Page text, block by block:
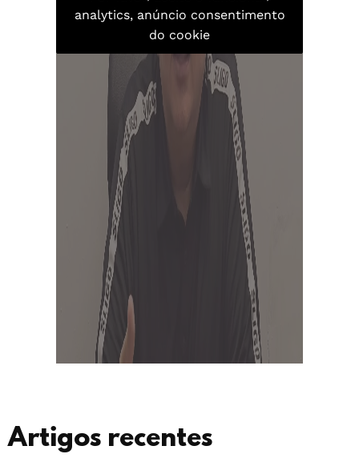
analytics, anúncio consentimento
do cookie
Artigos recentes